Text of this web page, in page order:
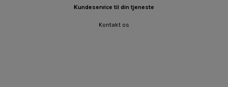
Kundeservice til din tjeneste
Kontakt os